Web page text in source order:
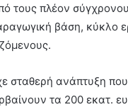
τους πλέον
βάση, κύκλο
σταθερή ανάπτυξη
τα 200 εκατ.